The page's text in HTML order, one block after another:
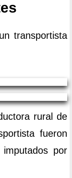
transportista
rural de
fueron
por